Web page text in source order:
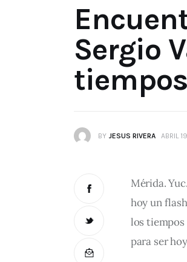
Sergio
BY JESUS RIVERA ABRIL
Mérida.
hoy un
los tiempos
para ser